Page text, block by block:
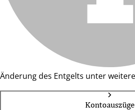
Änderung des Entgelts unter
Kontoauszüge